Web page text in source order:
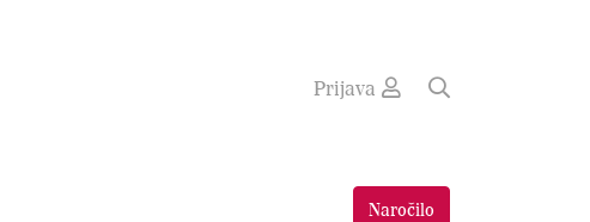
Prijava
Naročilo